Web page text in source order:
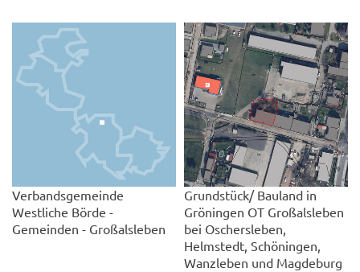
Verbandsgemeinde
Westliche Börde -
Gemeinden - Großalsleben
Grundstück/ Bauland in
Gröningen OT Großalsleben
bei Oschersleben,
Helmstedt, Schöningen,
Wanzleben und Magdeburg